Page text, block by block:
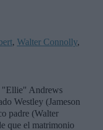
, Walter Connolly,
"Ellie" Andrews
Westley (Jameson
padre (Walter
que el matrimonio